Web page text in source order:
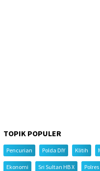
TOPIK POPULER
Pencurian Polda DIY Klitih
Ekonomi Sri Sultan HB X